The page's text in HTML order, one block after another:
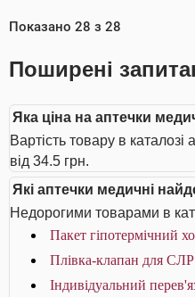
Показано 28 з 28
Поширені
Яка ціна на аптечки
Вартість товару в
від 34.5 грн.
Які аптечки медичні
Недорогими товарами в
Пакет гіпотермічний
Плівка-клапан для
Індивідуальний